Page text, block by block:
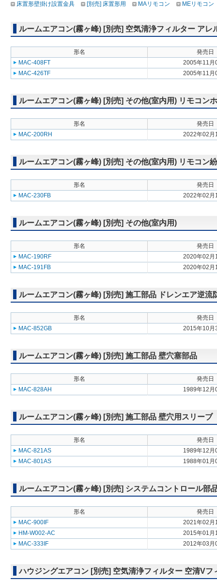
床置形壁掛け設置金具
[別売] 床置形用 MAリモコン MEリモコン
ルームエアコン(霧ヶ峰) [別売] 空気清浄フィルター アレ
形名
発売日
MAC-408FT
2005年11月
MAC-426TF
2005年11月
ルームエアコン(霧ヶ峰) [別売] その他(室内用) リモコン
形名
発売日
MAC-200RH
2022年02月
ルームエアコン(霧ヶ峰) [別売] その他(室内用) リモコン
形名
発売日
MAC-230FB
2022年02月
ルームエアコン(霧ヶ峰) [別売] その他(室内用)
形名
発売日
MAC-190RF
2020年02月
MAC-191FB
2020年02月
ルームエアコン(霧ヶ峰) [別売] 施工部品 ドレンエア逆流
形名
発売日
MAC-852GB
2015年10月
ルームエアコン(霧ヶ峰) [別売] 施工部品 壁穴塞部品
形名
発売日
MAC-828AH
1989年12月
ルームエアコン(霧ヶ峰) [別売] 施工部品 壁穴用スリーブ
形名
発売日
MAC-821AS
1989年12月
MAC-801AS
1988年01月
ルームエアコン(霧ヶ峰) [別売] システムコントロール部
形名
発売日
MAC-900IF
2021年02月
HM-W002-AC
2015年01月
MAC-333IF
2012年03月
ハウジングエアコン [別売] 空気清浄フィルター 空清Vフ